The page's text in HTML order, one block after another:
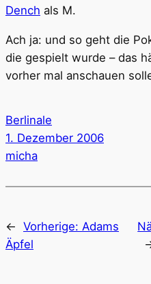
Dench als M.
Ach ja: und so geht die
die gespielt wurde – das
vorher mal anschauen
Berlinale
1. Dezember 2006
micha
← Vorherige: Adams
Äpfel